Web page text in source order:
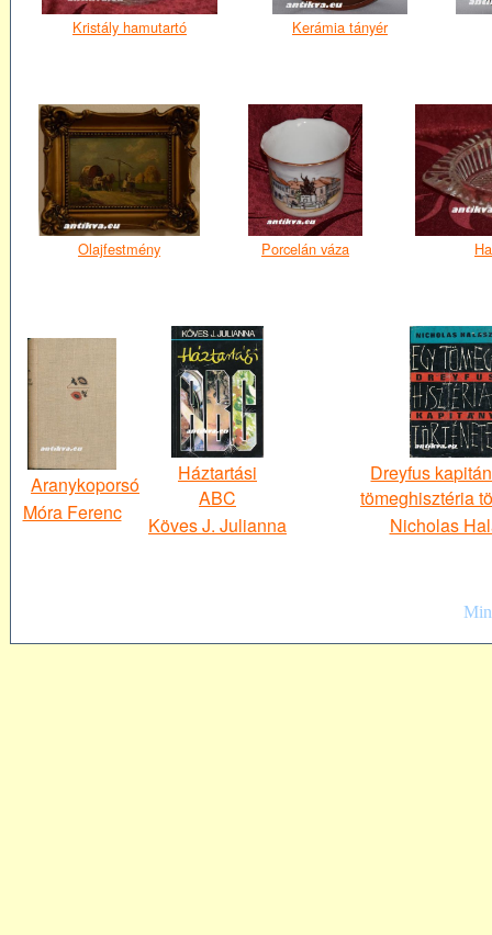
Kristály hamutartó Kerámia tányér
Olajfestmény Porcelán váza
Aranykoporsó
Móra Ferenc
Háztartási
ABC
Köves J. Julianna
Dreyfus
tömeghisztéria
Nicholas